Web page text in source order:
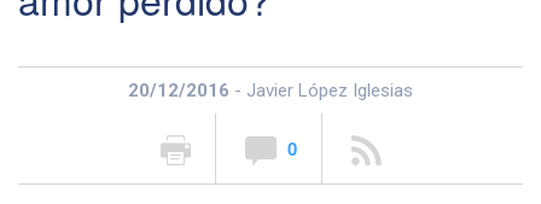
20/12/2016 - Javier López Iglesias
0